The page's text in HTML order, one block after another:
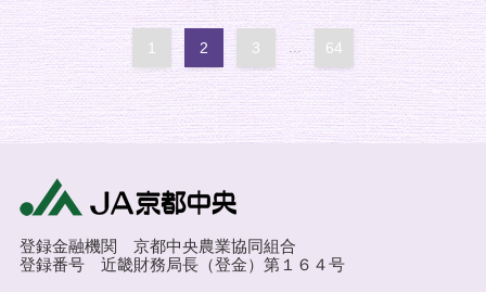
1 2 3 64
登録金融機関 京都中央農業協同組合
登録番号 近畿財務局長（登金）第１６４号